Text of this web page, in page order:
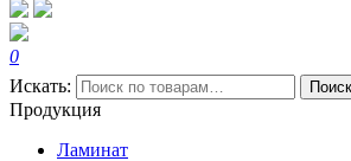
0
Искать:
Поиск
Продукция
Ламинат